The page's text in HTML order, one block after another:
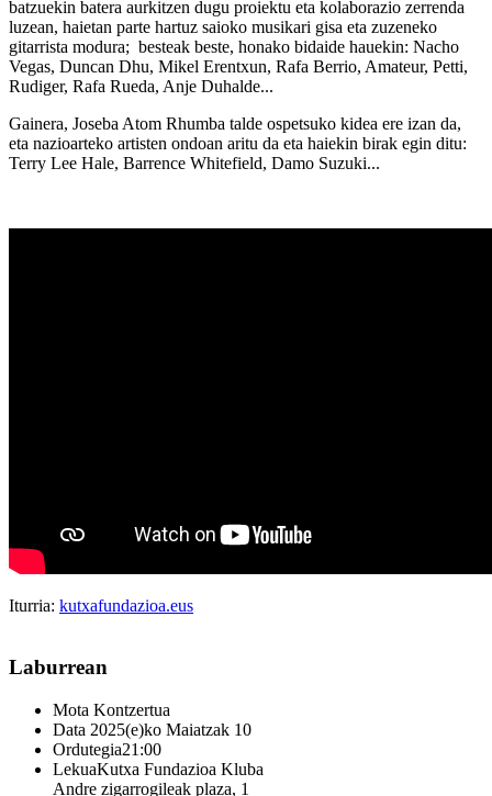
batzuekin batera aurkitzen dugu proiektu eta kolaborazio zerrenda
luzean, haietan parte hartuz saioko musikari gisa eta zuzeneko
gitarrista modura; besteak beste, honako bidaide hauekin: Nacho
Vegas, Duncan Dhu, Mikel Erentxun, Rafa Berrio, Amateur, Petti,
Rudiger, Rafa Rueda, Anje Duhalde...
Gainera, Joseba Atom Rhumba talde ospetsuko kidea ere izan da,
eta nazioarteko artisten ondoan aritu da eta haiekin birak egin ditu:
Terry Lee Hale, Barrence Whitefield, Damo Suzuki...
Iturria: kutxafundazioa.eus
Laburrean
Mota Kontzertua
Data 2025(e)ko Maiatzak 10
Ordutegia21:00
LekuaKutxa Fundazioa Kluba
Andre zigarrogileak plaza, 1